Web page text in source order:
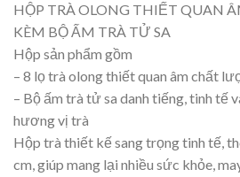
HỘP TRÀ OLONG THIẾT QUAN
KÈM BỘ ẤM TRÀ TỬ SA
Hộp sản phẩm gồm
– 8 lọ trà olong thiết quan âm chất
– Bộ ấm trà tử sa danh tiếng, tinh tế
hương vị trà
Hộp trà thiết kế sang trọng tinh tế,
cm, giúp mang lại nhiều sức khỏe,